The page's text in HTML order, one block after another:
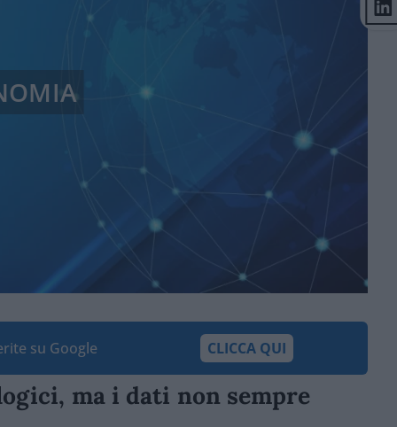
su Google CLICCA QUI
ma i dati non sempre